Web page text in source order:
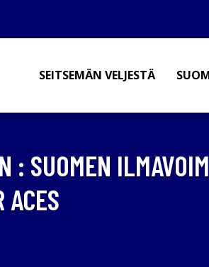
SEITSEMÄN VELJESTÄ
: SUOMEN
ACES